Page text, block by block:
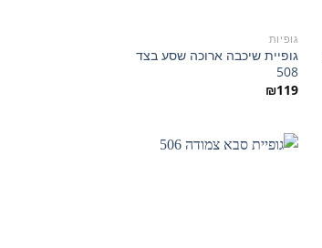
גופיות
גופיית שיכבה ארוכה שסע בצד
508
₪119